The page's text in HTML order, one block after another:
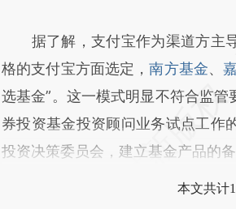
据了解，支付宝作为渠道方主导
格的支付宝方面选定，南方基金、
选基金”。这一模式明显不符合监
券投资基金投资顾问业务试点工作
投资决策委员会，建立基金产品的备
本文共计